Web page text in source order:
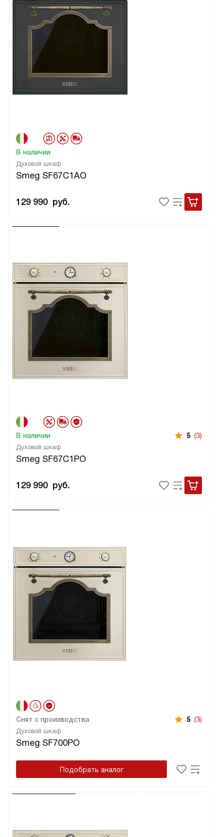
Духовой шкаф
Smeg SF67C1AO
В наличии
129 990 руб.
Духовой шкаф
Smeg SF67C1PO
В наличии 5 (3)
129 990 руб.
Духовой шкаф
Smeg SF700PO
Снят с производства 5 (3)
Подобрать аналог